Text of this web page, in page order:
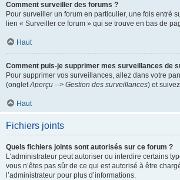
Comment surveiller des forums ?
Pour surveiller un forum en particulier, une fois entré
lien « Surveiller ce forum » qui se trouve en bas de
Haut
Comment puis-je supprimer mes surveillances de
Pour supprimer vos surveillances, allez dans votre
(ongletAperçu --> Gestion des surveillances) et
Haut
Fichiers joints
Quels fichiers joints sont autorisés sur ce forum ?
L’administrateur peut autoriser ou interdire certains
vous n’êtes pas sûr de ce qui est autorisé à être
l’administrateur pour plus d’informations.